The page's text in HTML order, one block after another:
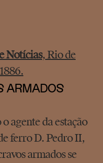
Notícias, Rio de
ARMADOS
agente da estação
ferro D. Pedro II,
armados se